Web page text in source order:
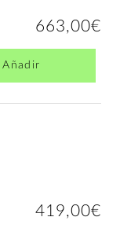
663,00€
Añadir
419,00€